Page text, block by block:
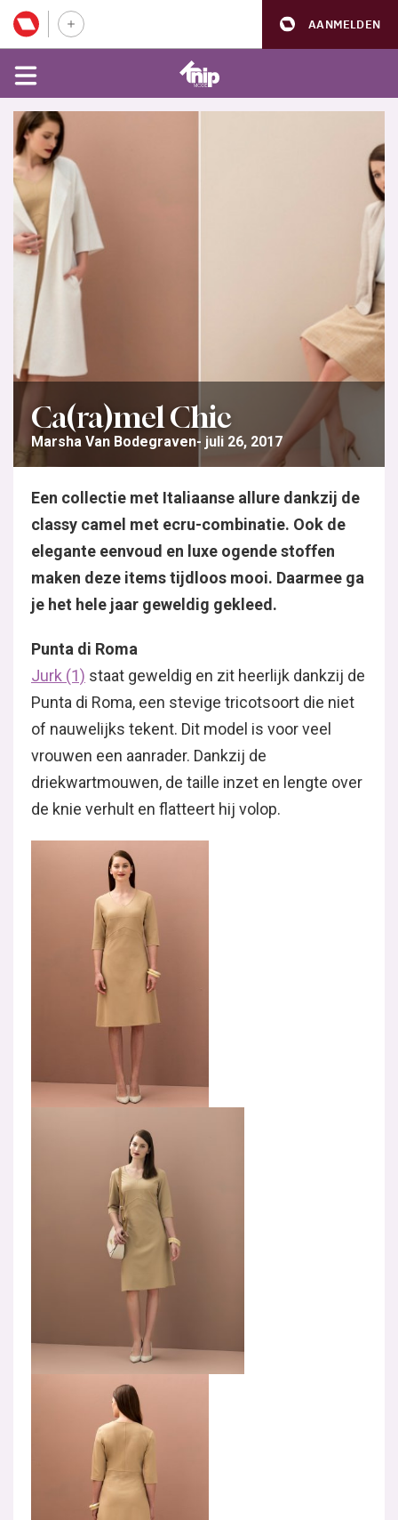
AANMELDEN
Ca(ra)mel Chic
Marsha Van Bodegraven juli 26, 2017
Een collectie met Italiaanse allure dankzij de
classy camel met ecru-combinatie. Ook de
elegante eenvoud en luxe ogende stoffen
maken deze items tijdloos mooi. Daarmee ga
je het hele jaar geweldig gekleed.
Punta di Roma
Jurk (1) staat geweldig en zit heerlijk dankzij de
Punta di Roma, een stevige tricotsoort die niet
of nauwelijks tekent. Dit model is voor veel
vrouwen een aanrader. Dankzij de
driekwartmouwen, de taille inzet en lengte over
de knie verhult en flatteert hij volop.